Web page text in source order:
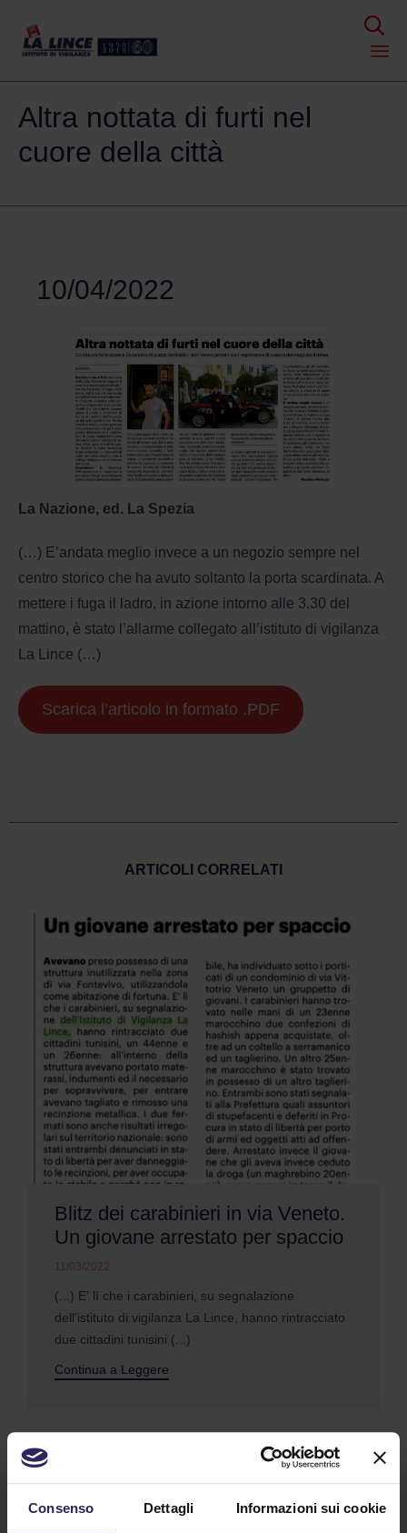
Consenso Dettagli Informazioni sui cookie

to
Altra nottata di furti nel
cuore della città
10/04/2022
La Nazione, ed. La Spezia
(…) E’andata meglio invece a un negozio sempre nel
centro storico che ha avuto soltanto la porta scardinata. A
mettere i fuga il ladro, in azione intorno alle 3.30 del
mattino, è stato l’allarme collegato all’istituto di vigilanza
La Lince (…)
Scarica l’articolo in formato .PDF
ARTICOLI CORRELATI
Blitz dei carabinieri in via Veneto.
Un giovane arrestato per spaccio
11/03/2022
(...) E' lì che i carabinieri, su segnalazione
dell'istituto di vigilanza La Lince, hanno rintracciato
due cittadini tunisini (...)
Continua a Leggere